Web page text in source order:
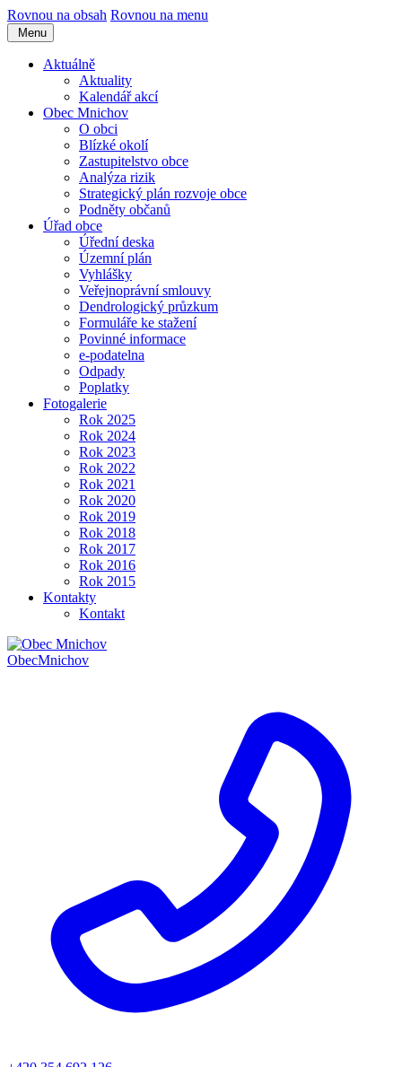
Rovnou na obsah Rovnou na menu
Menu
Aktuálně
Aktuality
Kalendář akcí
Obec Mnichov
O obci
Blízké okolí
Zastupitelstvo obce
Analýza rizik
Strategický plán rozvoje obce
Podněty občanů
Úřad obce
Úřední deska
Územní plán
Vyhlášky
Veřejnoprávní smlouvy
Dendrologický průzkum
Formuláře ke stažení
Povinné informace
e-podatelna
Odpady
Poplatky
Fotogalerie
Rok 2025
Rok 2024
Rok 2023
Rok 2022
Rok 2021
Rok 2020
Rok 2019
Rok 2018
Rok 2017
Rok 2016
Rok 2015
Kontakty
Kontakt
ObecMnichov